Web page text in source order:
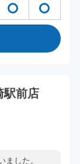
駅前店
した。